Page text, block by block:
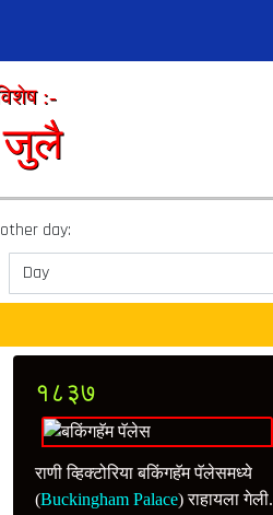
:-
जुलै
day:
१८३७
राणी व्हिक्टोरिया बकिंगहॅम पॅलेसमध्ये
(Buckingham Palace) राहायला गेली.